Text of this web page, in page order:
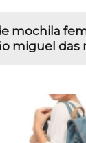
mochila
miguel das